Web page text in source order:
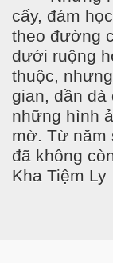
cấy, đám
theo đường
dưới ruộng
thuộc,
gian, dần dà
những hình
mờ. Từ năm
đã không
Kha Tiệm Ly